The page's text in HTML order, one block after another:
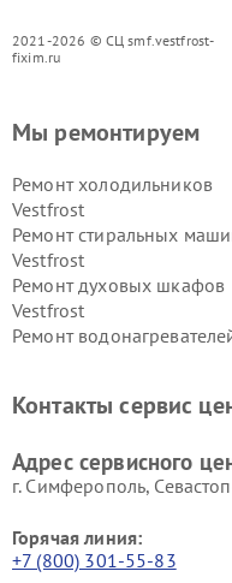
2021-2026 © СЦ smf.vestfrost-
fixim.ru
Мы ремонтируем
Ремонт холодильников
Vestfrost
Ремонт стиральных
Vestfrost
Ремонт духовых шкафов
Vestfrost
Ремонт
Vestfrost
Контакты сервис
Адрес сервисного
г. Симферополь,
Горячая линия:
+7 (800) 301-55-83